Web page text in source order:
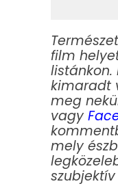
film
kimaradt
meg
vagy
mely